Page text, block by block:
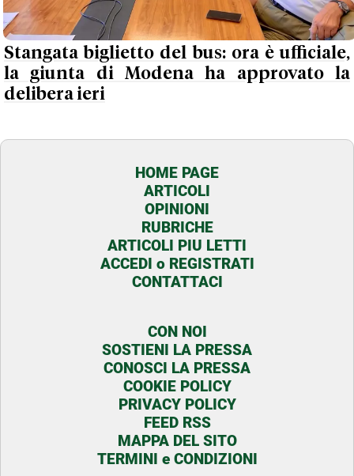
Stangata biglietto del bus: ora è ufficiale,
la giunta di Modena ha approvato la
delibera ieri
HOME PAGE
ARTICOLI
OPINIONI
RUBRICHE
ARTICOLI PIU LETTI
ACCEDI o REGISTRATI
CONTATTACI
CON NOI
SOSTIENI LA PRESSA
CONOSCI LA PRESSA
COOKIE POLICY
PRIVACY POLICY
FEED RSS
MAPPA DEL SITO
TERMINI e CONDIZIONI